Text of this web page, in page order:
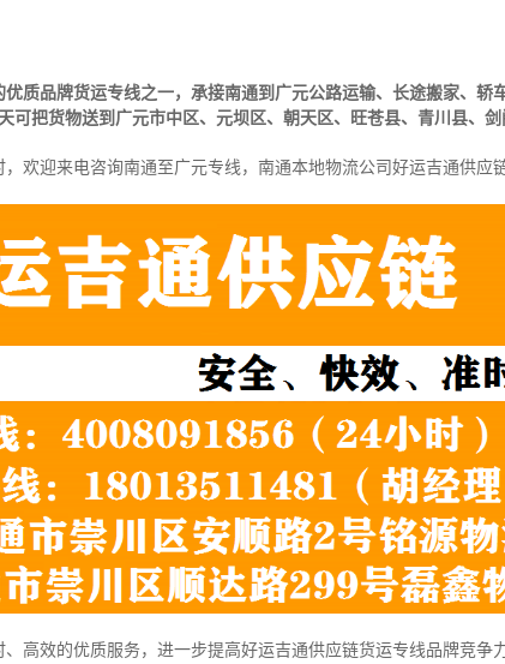
质品牌货运专线之一，承接南通到广元公路运输、长途搬家、轿
把货物送到广元市中区、元坝区、朝天区、旺苍县、青川县、剑
欢迎来电咨询南通至广元专线，南通本地物流公司好运吉通供应
高效的优质服务，进一步提高好运吉通供应链货运专线品牌竞争